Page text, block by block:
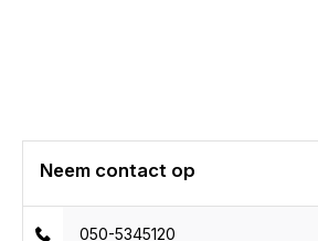
Neem contact op
050-5345120